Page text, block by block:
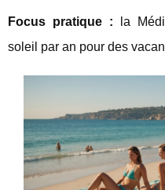
Focus pratique : la
soleil par an pour des